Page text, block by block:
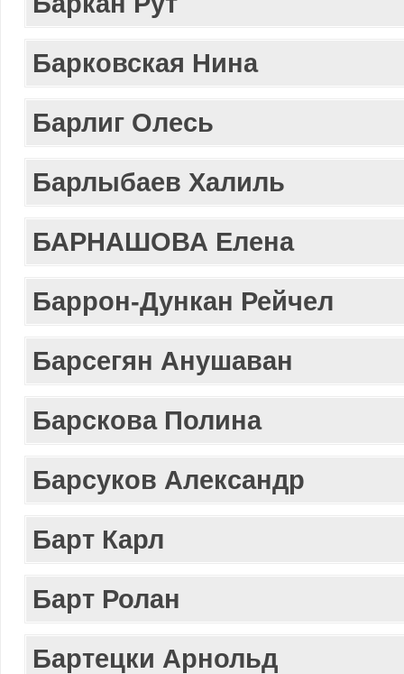
Барковская Нина
Барлиг Олесь
Барлыбаев Халиль
БАРНАШОВА Елена
Баррон-Дункан Рейчел
Барсегян Анушаван
Барскова Полина
Барсуков Александр
Барт Карл
Барт Ролан
Бартецки Арнольд